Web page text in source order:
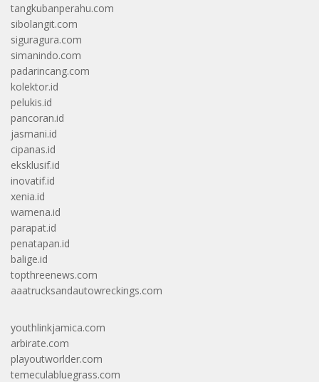
tangkubanperahu.com
sibolangit.com
siguragura.com
simanindo.com
padarincang.com
kolektor.id
pelukis.id
pancoran.id
jasmani.id
cipanas.id
eksklusif.id
inovatif.id
xenia.id
wamena.id
parapat.id
penatapan.id
balige.id
topthreenews.com
aaatrucksandautowreckings.com
youthlinkjamica.com
arbirate.com
playoutworlder.com
temeculabluegrass.com